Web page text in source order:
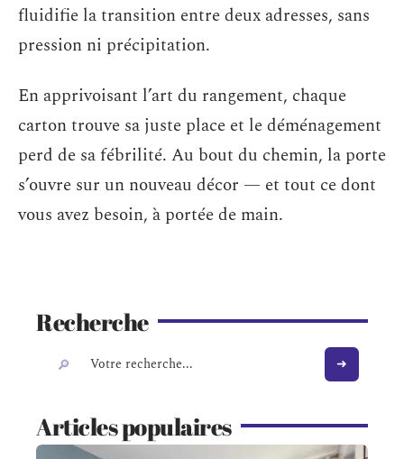
fluidifie la transition entre deux adresses, sans
pression ni précipitation.
En apprivoisant l’art du rangement, chaque
carton trouve sa juste place et le déménagement
perd de sa fébrilité. Au bout du chemin, la porte
s’ouvre sur un nouveau décor — et tout ce dont
vous avez besoin, à portée de main.
Recherche
Articles populaires